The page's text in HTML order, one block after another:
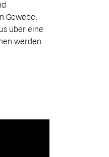
Gewebe.
über eine
werden